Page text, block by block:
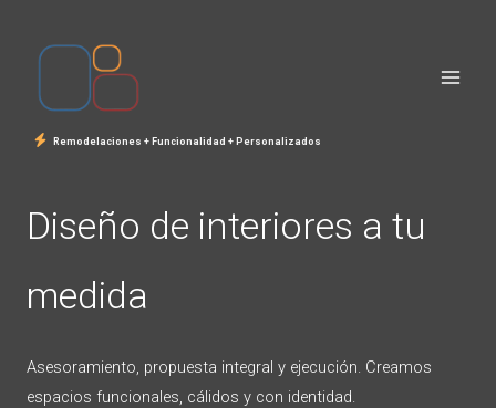
Remodelaciones + Funcionalidad + Personalizados
Diseño de interiores a tu
medida
Asesoramiento, propuesta integral y ejecución. Creamos
espacios funcionales, cálidos y con identidad.